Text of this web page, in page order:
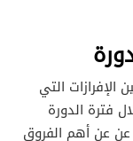
التي
فترة الدورة
عن أهم الفروق